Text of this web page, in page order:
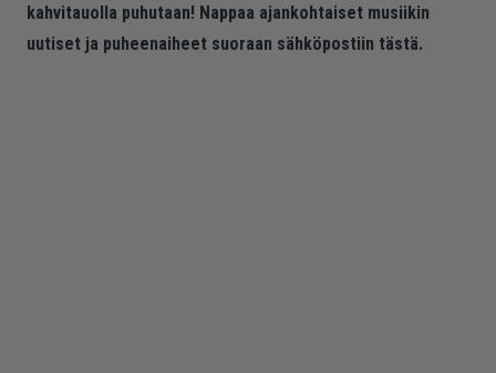
kahvitauolla puhutaan! Nappaa ajankohtaiset musiikin
uutiset ja puheenaiheet suoraan sähköpostiin tästä.